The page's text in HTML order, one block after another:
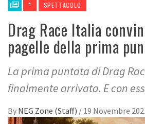
* SPETTACOLO
Drag Race Italia
pagelle della prima
La prima puntata di Drag
finalmente arrivata. E con
By NEG Zone (Staff) / 19 Novembre